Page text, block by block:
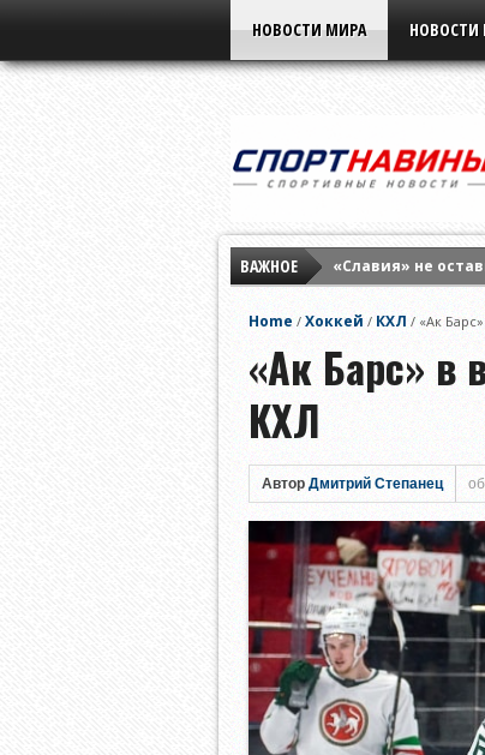
НОВОСТИ МИРА НОВОСТИ
ВАЖНОЕ
«Славия» не
Home / Хоккей / КХЛ / «Ак
«Ак Барс» в
КХЛ
Автор Дмитрий Степанец